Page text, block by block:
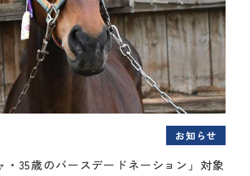
お知らせ
・35歳のバースデードネーション」対象